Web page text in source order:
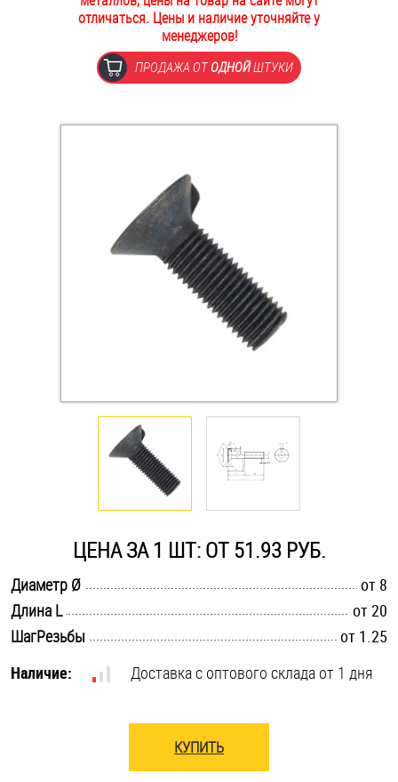
ОПЛАТА И ДОСТАВКА
НАШИ МАГАЗИНЫ
Дюбели
Заклепки (Гайки-Заклепки)
Крюки, кольца с метрической резьбой
Оснастка и аксессуары для яхт
Саморезы и шурупы
Стопорные кольца
отличаться. Цены и наличие уточняйте у
менеджеров!
ПРОДАЖА ОТОДНОЙШТУКИ
ЦЕНА ЗА 1 ШТ: ОТ 51.93 РУБ.
Диаметр Ø
от 8
Длина L
от 20
ШагРезьбы
от 1.25
Наличие:
Доставка с оптового склада от 1 дня
КУПИТЬ